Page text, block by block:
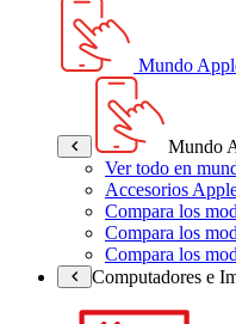
Mundo
Mundo
Ver todo en
Accesorios
Compara los
Compara los
Compara los
Computadores e